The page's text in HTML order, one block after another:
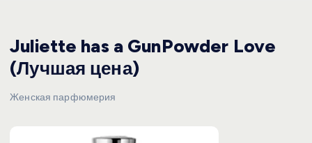
Juliette has a GunPowder Love
(Лучшая цена)
Женская парфюмерия